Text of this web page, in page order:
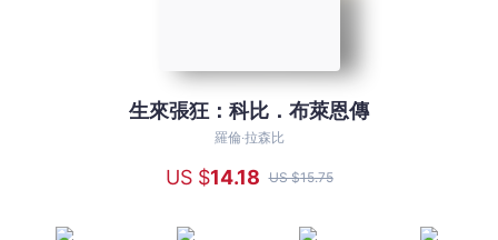
生來張狂：科比．布萊恩傳
羅倫‧拉森比
US $14.18 US $15.75